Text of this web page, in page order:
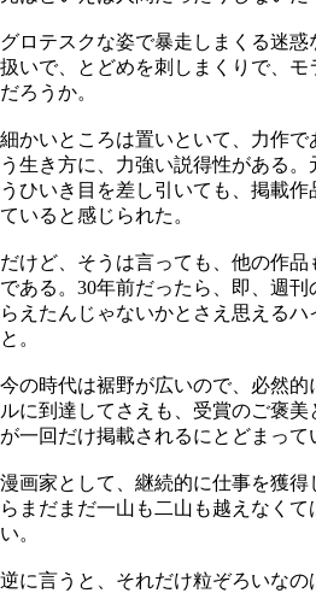
グロテスクな姿で暴走しまくる迷
扱いで、とどめを刺しまくりで、
だろうか。
細かいところは置いといて、力作
う生き方に、力強い説得性がある
うひいき目を差し引いても、掲載
ていると感じられた。
だけど、そうは言っても、他の作
である。30年前だったら、即、週
らえたんじゃないかとさえ思える
と。
今の時代は裾野が広いので、必然
ルに到達してさえも、受賞のご褒
が一回だけ掲載されるにとどまって
漫画家として、継続的に仕事を獲
らまだまだ一山も二山も越えなく
い。
逆に言うと、それだけ粒ぞろいな